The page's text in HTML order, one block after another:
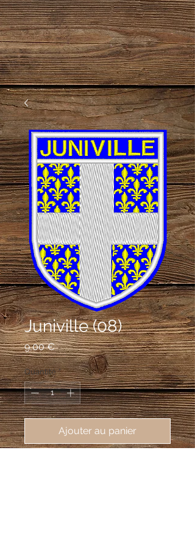
Juniville (08)
9,00 €Prix
Quantité *
Ajouter au panier